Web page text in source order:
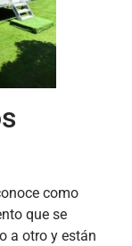
como
que se
a otro y están